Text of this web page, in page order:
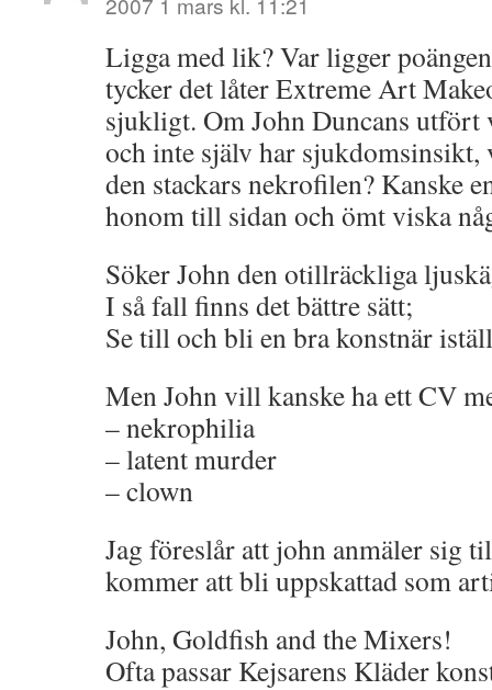
Ligga med lik? Var ligger
tycker det låter Extreme Art
sjukligt. Om John Duncans utfört
och inte själv har sjukdomsinsikt,
den stackars nekrofilen? Kanske
honom till sidan och ömt viska
Söker John den otillräckliga
I så fall finns det bättre sätt;
Se till och bli en bra konstnär
Men John vill kanske ha ett CV
– nekrophilia
– latent murder
– clown
Jag föreslår att john anmäler sig
kommer att bli uppskattad som
John, Goldfish and the Mixers!
Ofta passar Kejsarens Kläder